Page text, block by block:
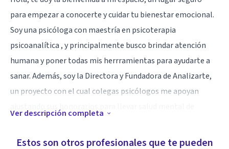
para empezar a conocerte y cuidar tu bienestar emocional.
Soy una psicóloga con maestría en psicoterapia
psicoanalítica , y principalmente busco brindar atención
humana y poner todas mis herrramientas para ayudarte a
sanar. Además, soy la Directora y Fundadora de Analizarte,
un proyecto con el cual colegas psicólogos me apoyan
Ver descripción completa
Estos son otros profesionales que te pueden